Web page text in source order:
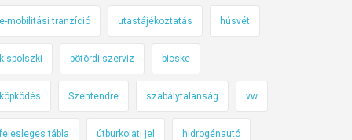
e-mobilitási tranzíció utastájékoztatás húsvét
kispolszki pötördi szerviz bicske
köpködés Szentendre szabálytalanság vw
felesleges tábla útburkolati jel hidrogénautó